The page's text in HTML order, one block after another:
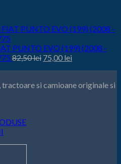
PUNTO EVO (199) (2008 -
82,50lei Prețul
fost:
75,00 lei
75,00 lei.
si camioane originale si